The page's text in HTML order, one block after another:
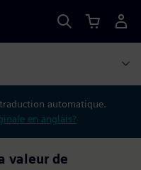
automatique.
en anglais?
valeur de